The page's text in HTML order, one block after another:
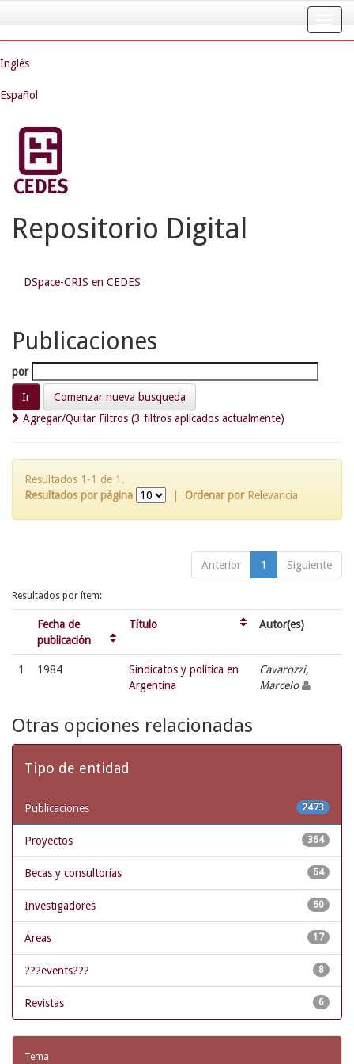
navigation
Inglés
Español
Repositorio Digital
DSpace-CRIS en CEDES
Publicaciones
por
Comenzar nueva busqueda
Agregar/Quitar Filtros (3 filtros aplicados actualmente)
Resultados 1-1 de 1.
Resultados por página
Ordenar por Relevancia
Anterior 1 Siguiente
Resultados por ítem:
Fecha de
publicación
Título Autor(es)
1 1984
Sindicatos y política en
Argentina
Cavarozzi,
Marcelo
Otras opciones relacionadas
Tipo de entidad
2473
Publicaciones
364
Proyectos
64
Becas y consultorías
60
Investigadores
17
Áreas
8
???events???
6
Revistas
Tema